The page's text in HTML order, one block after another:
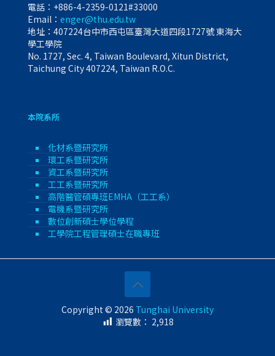
電話： +886-4-2359-0121#33000
Email： enger@thu.edu.tw
地址：407224台中市西屯區臺灣大道四段1727號 東海大
學工學院
No. 1727, Sec. 4, Taiwan Boulevard, Xitun District,
Taichung City 407224, Taiwan R.O.C.
本院系所
化材系暨研究所
環工系暨研究所
資工系暨研究所
工工系暨研究所
高階醫管碩專班EMHA（工工系）
電機系暨研究所
數位創新碩士學位學程
工學院工程管理碩士在職專班
Copyright © 2026 Tunghai University
瀏覽數： 2,918